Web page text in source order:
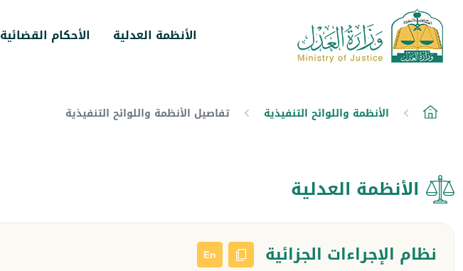
الأنظمة العدلية الأحكام القضائية
الأنظمة واللوائح التنفيذية تفاصيل الأنظمة واللوائح التنفيذية
الأنظمة العدلية
نظام الإجراءات الجزائية En